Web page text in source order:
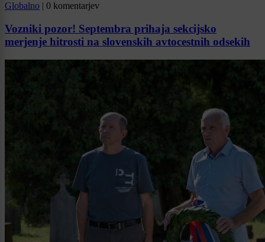
Globalno | 0 komentarjev
Vozniki pozor! Septembra prihaja sekcijsko
merjenje hitrosti na slovenskih avtocestnih odsekih